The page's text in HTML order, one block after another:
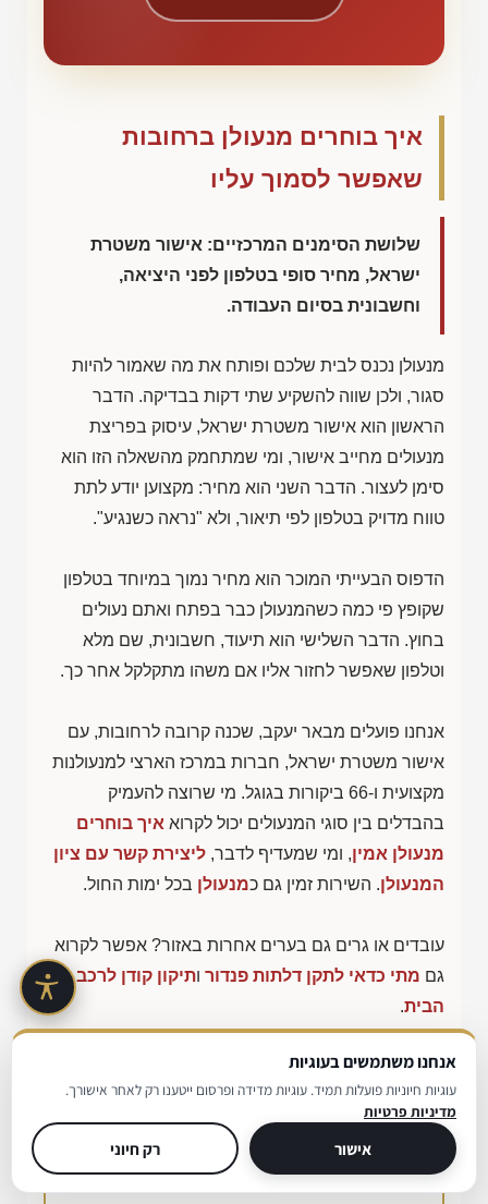
איך בוחרים מנעולן ברחובות
שאפשר לסמוך עליו
שלושת הסימנים המרכזיים: אישור משטרת
ישראל, מחיר סופי בטלפון לפני היציאה,
וחשבונית בסיום העבודה.
מנעולן נכנס לבית שלכם ופותח את מה שאמור להיות
סגור, ולכן שווה להשקיע שתי דקות בבדיקה. הדבר
הראשון הוא אישור משטרת ישראל, עיסוק בפריצת
מנעולים מחייב אישור, ומי שמתחמק מהשאלה הזו הוא
סימן לעצור. הדבר השני הוא מחיר: מקצוען יודע לתת
טווח מדויק בטלפון לפי תיאור, ולא "נראה כשנגיע".
הדפוס הבעייתי המוכר הוא מחיר נמוך במיוחד בטלפון
שקופץ פי כמה כשהמנעולן כבר בפתח ואתם נעולים
בחוץ. הדבר השלישי הוא תיעוד, חשבונית, שם מלא
וטלפון שאפשר לחזור אליו אם משהו מתקלקל אחר כך.
אנחנו פועלים מבאר יעקב, שכנה קרובה לרחובות, עם
אישור משטרת ישראל, חברות במרכז הארצי למנעולנות
מקצועית ו-66 ביקורות בגוגל. מי שרוצה להעמיק
בהבדלים בין סוגי המנעולים יכול לקרוא איך בוחרים
מנעולן אמין, ומי שמעדיף לדבר, ליצירת קשר עם ציון
המנעולן. השירות זמין גם כמנעולן בכל ימות החול.
עובדים או גרים גם בערים אחרות באזור? אפשר לקרוא
גם מתי כדאי לתקן דלתות פנדור ותיקון קודן לרכב עד
הבית.
בדיקה מהירה: איזה שירות מנעולן
ברחובות מתאים לכם?
אנחנו משתמשים בעוגיות
עוגיות חיוניות פועלות תמיד. עוגיות מדידה ופרסום ייטענו רק לאחר אישורך.
מדיניות פרטיות
אישור רק חיוני